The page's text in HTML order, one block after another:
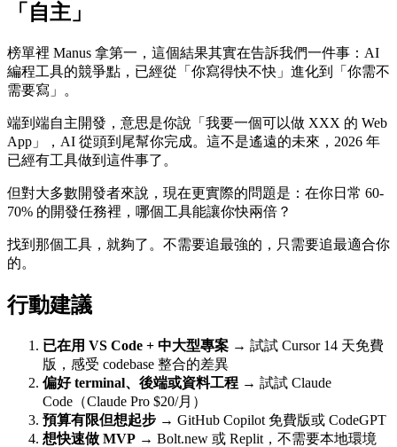
「自主」
榜單裡 Manus 拿第一，這個結果其實在告訴我們一件事：AI
編程工具的競爭點，已經從「你寫得快不快」進化到「你需不
需要寫」。
端到端自主開發，意思是你說「我要一個可以做 XXX 的 Web
App」，AI 從頭到尾幫你完成。這不是遙遠的未來，2026 年
已經有工具做到這件事了。
但對大多數開發者來說，現在更實際的問題是：在你日常 60-
70% 的開發任務裡，哪個工具能讓你快兩倍？
找到那個工具，就夠了。不需要追最強的，只需要追最適合你
的。
行動建議
已在用 VS Code + 中大型專案 → 試試 Cursor 14 天免費
版，感受 codebase 整合的差異
偏好 terminal、後端或資料工程 → 試試 Claude
Code（Claude Pro $20/月）
預算有限但想起步 → GitHub Copilot 免費版或 CodeGPT
想快速做 MVP → Bolt.new 或 Replit，不需要本地環境